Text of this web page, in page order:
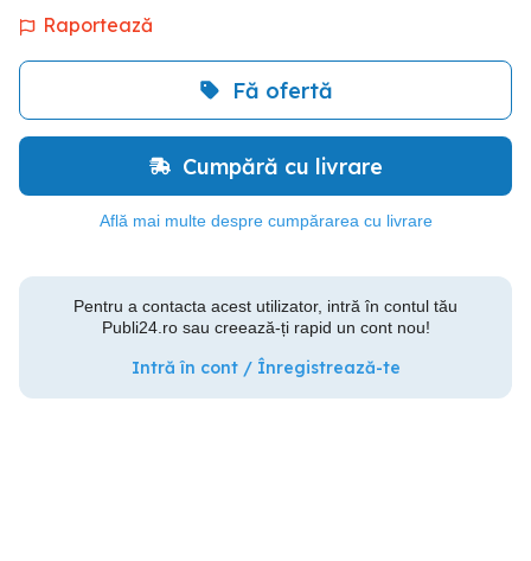
Raportează
Fă ofertă
Cumpără cu livrare
Află mai multe despre cumpărarea cu livrare
Pentru a contacta acest utilizator, intră în contul tău
Publi24.ro sau creează-ți rapid un cont nou!
Intră în cont / Înregistrează-te